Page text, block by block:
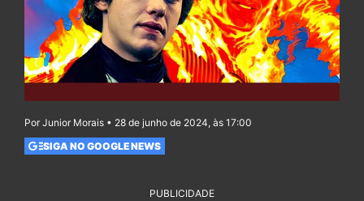
Por Junior Morais • 28 de junho de 2024, às 17:00
SIGA NO GOOGLE NEWS
PUBLICIDADE